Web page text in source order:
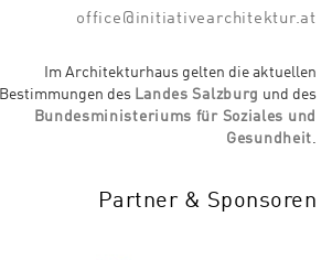
office@initiativearchitektur.at
Im Architekturhaus gelten die aktuellen
Bestimmungen des Landes Salzburg und des
Bundesministeriums für Soziales und
Gesundheit
Partner & Sponsoren